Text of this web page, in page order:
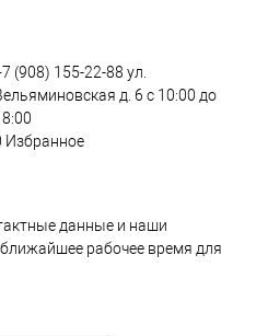
(908) 155-22-88 ул.
д. 6 с 10:00 до
Избранное
данные и наши
рабочее время для